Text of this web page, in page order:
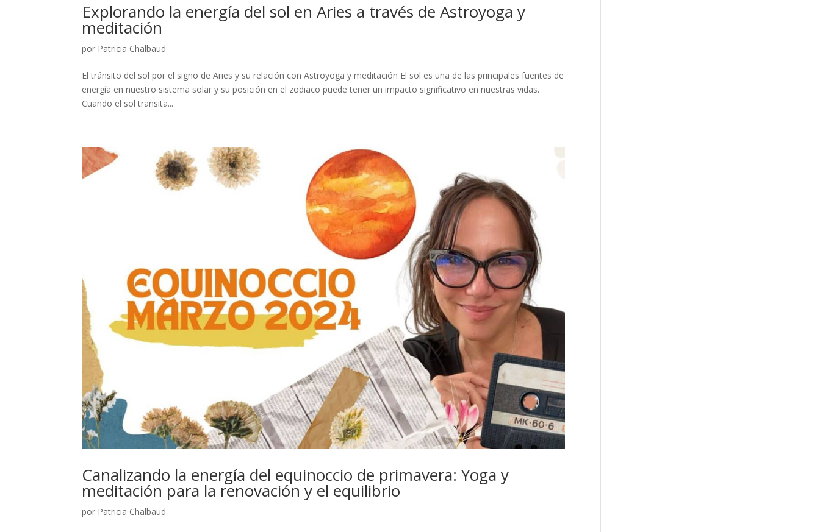
Explorando la energía del sol en Aries a través de Astroyoga y
meditación
por Patricia Chalbaud
El tránsito del sol por el signo de Aries y su relación con Astroyoga y meditación El sol es una de las principales fuentes de
energía en nuestro sistema solar y su posición en el zodiaco puede tener un impacto significativo en nuestras vidas.
Cuando el sol transita...
Canalizando la energía del equinoccio de primavera: Yoga y
meditación para la renovación y el equilibrio
por Patricia Chalbaud